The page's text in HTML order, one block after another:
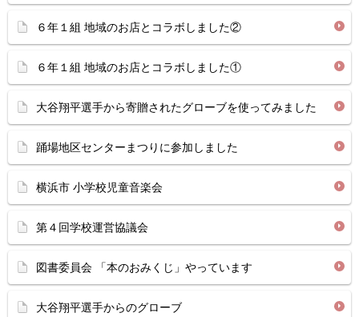
６年１組 地域のお店とコラボしました②
６年１組 地域のお店とコラボしました①
大谷翔平選手から寄贈されたグローブを使ってみました
踊場地区センターまつりに参加しました
横浜市 小学校児童音楽会
第４回学校運営協議会
図書委員会 「本のおみくじ」やっています
大谷翔平選手からのグローブ